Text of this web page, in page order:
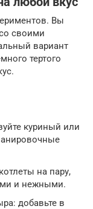
Вы
своими
вариант
тертого
куриный или
на пару,
и нежными.
добавьте в